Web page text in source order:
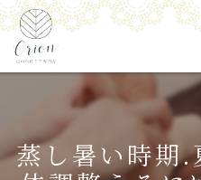
蒸し暑い時期.